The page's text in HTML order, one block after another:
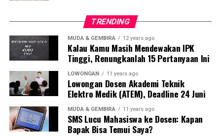
TRENDING
MUDA & GEMBIRA 12 years ago
Kalau Kamu Masih Mendewakan IPK
Tinggi, Renungkanlah 15 Pertanyaan Ini
LOWONGAN 11 years ago
Lowongan Dosen Akademi Teknik
Elektro Medik (ATEM), Deadline 24 Juni
MUDA & GEMBIRA 11 years ago
SMS Lucu Mahasiswa ke Dosen: Kapan
Bapak Bisa Temui Saya?